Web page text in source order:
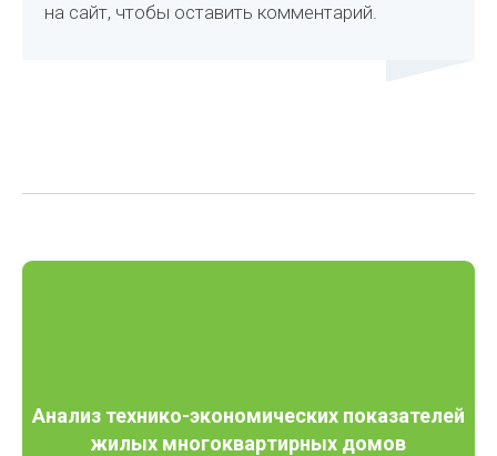
на сайт, чтобы оставить комментарий.
Анализ технико-экономических показателей
жилых многоквартирных домов